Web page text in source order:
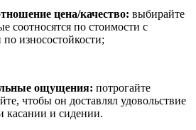
цена/качество: выбирайте
соотносятся по стоимости с
износостойкости;
ощущения: потрогайте
чтобы он доставлял удовольствие
касании и сидении.